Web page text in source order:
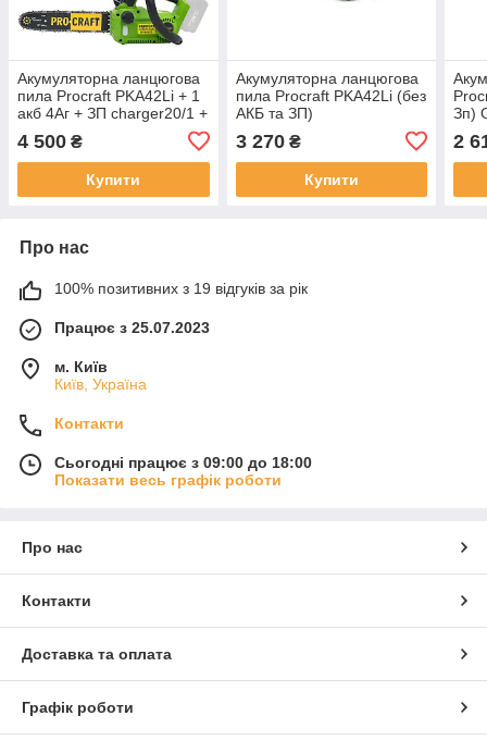
Акумуляторна ланцюгова
пила Procraft PKA42Li + 1
акб 4Аг + ЗП charger20/1 +
4 500 ₴
Купити
Акумуляторна ланцюгова
пила Procraft PKA42Li (без
АКБ та ЗП)
3 270₴
Купити
Зп)
2
Про нас
100% позитивних з 19 відгуків за рік
Працює з 25.07.2023
м. Київ
Київ, Україна
Контакти
Сьогодні працює з 09:00 до 18:00
Показати весь графік роботи
Про нас
Контакти
Доставка та оплата
Графік роботи